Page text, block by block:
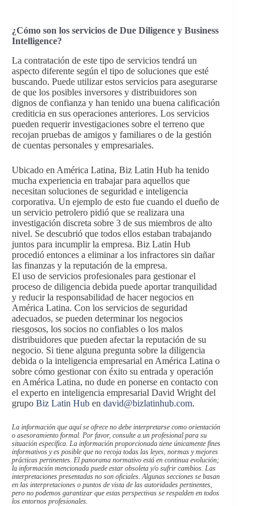
¿Cómo son los servicios de Due Diligence y Business
Intelligence?
La contratación de este tipo de servicios tendrá un
aspecto diferente según el tipo de soluciones que esté
buscando. Puede utilizar estos servicios para asegurarse
de que los posibles inversores y distribuidores son
dignos de confianza y han tenido una buena calificación
crediticia en sus operaciones anteriores. Los servicios
pueden requerir investigaciones sobre el terreno que
recojan pruebas de amigos y familiares o de la gestión
de cuentas personales y empresariales.
Ubicado en América Latina, Biz Latin Hub ha tenido
mucha experiencia en trabajar para aquellos que
necesitan soluciones de seguridad e inteligencia
corporativa. Un ejemplo de esto fue cuando el dueño de
un servicio petrolero pidió que se realizara una
investigación discreta sobre 3 de sus miembros de alto
nivel. Se descubrió que todos ellos estaban trabajando
juntos para incumplir la empresa. Biz Latin Hub
procedió entonces a eliminar a los infractores sin dañar
las finanzas y la reputación de la empresa.
El uso de servicios profesionales para gestionar el
proceso de diligencia debida puede aportar tranquilidad
y reducir la responsabilidad de hacer negocios en
América Latina. Con los servicios de seguridad
adecuados, se pueden determinar los negocios
riesgosos, los socios no confiables o los malos
distribuidores que pueden afectar la reputación de su
negocio. Si tiene alguna pregunta sobre la diligencia
debida o la inteligencia empresarial en América Latina o
sobre cómo gestionar con éxito su entrada y operación
en América Latina, no dude en ponerse en contacto con
el experto en inteligencia empresarial David Wright del
grupo Biz Latin Hub en david@bizlatinhub.com.
La información que aquí se ofrece no debe interpretarse como orientación
o asesoramiento formal. Por favor, consulte a un profesional para su
situación específica. La información proporcionada tiene únicamente fines
informativos y es posible que no recoja todas las leyes, normas y mejores
prácticas pertinentes. El panorama normativo está en continua evolución;
la información mencionada puede estar obsoleta y/o sufrir cambios. Las
interpretaciones presentadas no son oficiales. Algunas secciones se basan
en las interpretaciones o puntos de vista de las autoridades pertinentes,
pero no podemos garantizar que estas perspectivas se respalden en todos
los entornos profesionales.